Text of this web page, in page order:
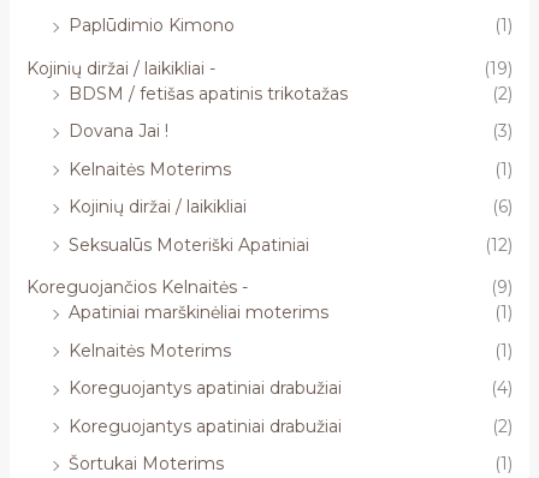
Paplūdimio Kimono
(1)
Kojinių diržai / laikikliai -
(19)
BDSM / fetišas apatinis trikotažas
(2)
Dovana Jai !
(3)
Kelnaitės Moterims
(1)
Kojinių diržai / laikikliai
(6)
Seksualūs Moteriški Apatiniai
(12)
Koreguojančios Kelnaitės -
(9)
Apatiniai marškinėliai moterims
(1)
Kelnaitės Moterims
(1)
Koreguojantys apatiniai drabužiai
(4)
Koreguojantys apatiniai drabužiai
(2)
Šortukai Moterims
(1)